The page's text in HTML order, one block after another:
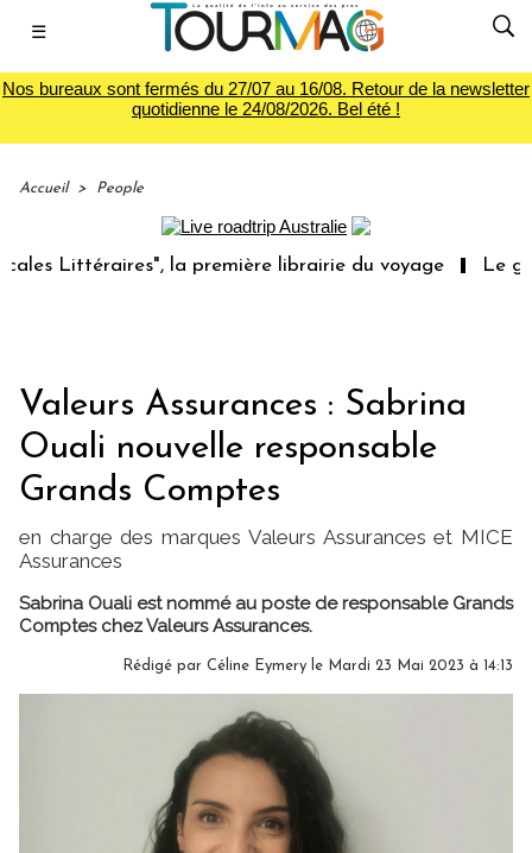
☰
Nos bureaux sont fermés du 27/07 au 16/08. Retour de la newsletter
quotidienne le 24/08/2026. Bel été !
Accueil > People
Littéraires", la première librairie du voyage Le
Valeurs Assurances : Sabrina
Ouali nouvelle responsable
Grands Comptes
en charge des marques Valeurs Assurances et MICE
Assurances
Sabrina Ouali est nommé au poste de responsable Grands
Comptes chez Valeurs Assurances.
Rédigé par Céline Eymery le Mardi 23 Mai 2023 à 14:13